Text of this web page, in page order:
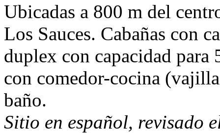
Ubicadas a 800 m del
Los Sauces. Cabañas con
duplex con capacidad para
con comedor-cocina
baño.
Sitio en español, revisado